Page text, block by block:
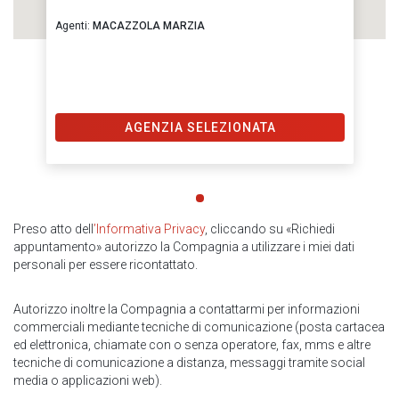
Agenti: MACAZZOLA MARZIA
AGENZIA SELEZIONATA
Preso atto dell ’Informativa Privacy, cliccando su «Richiedi
appuntamento» autorizzo la Compagnia a utilizzare i miei dati
personali per essere ricontattato.
Autorizzo inoltre la Compagnia a contattarmi per informazioni
commerciali mediante tecniche di comunicazione (posta cartacea
ed elettronica, chiamate con o senza operatore, fax, mms e altre
tecniche di comunicazione a distanza, messaggi tramite social
media o applicazioni web).